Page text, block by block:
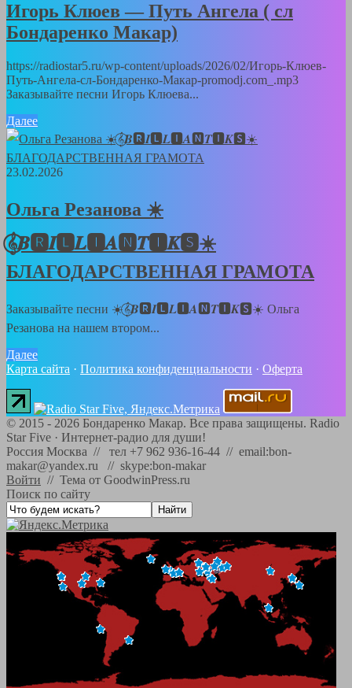
Игорь Клюев — Путь Ангела ( сл
Бондаренко Макар)
https://radiostar5.ru/wp-content/uploads/2026/02/Игорь-Клюев-
Путь-Ангела-сл-Бондаренко-Макар-promodj.com_.mp3
Заказывайте песни Игорь Клюева...
Далее
23.02.2026
Ольга Резанова ☀️
𝄞⃝𝑩🆁𝑰🅻𝑳🅸𝑨🅽𝑻🅸𝑲🆂☀️
БЛАГОДАРСТВЕННАЯ ГРАМОТА
Заказывайте песни ☀️𝄞⃝𝑩🆁𝑰🅻𝑳🅸𝑨🅽𝑻🅸𝑲🆂☀️ Ольга
Резанова на нашем втором...
Далее
Карта сайта · Политика конфиденциальности · Оферта
© 2015 - 2026 Бондаренко Макар. Все права защищены. Radio
Star Five · Интернет-радио для души!
Россия Москва // тел +7 962 936-16-44 // email:bon-
makar@yandex.ru // skype:bon-makar
Войти // Тема от GoodwinPress.ru
Поиск по сайту